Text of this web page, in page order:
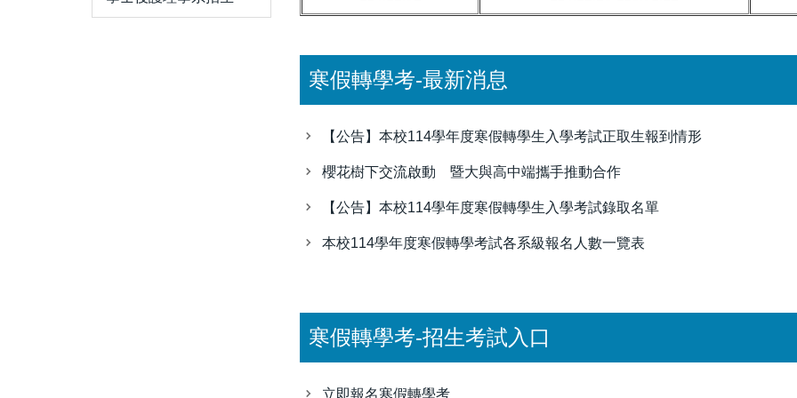
寒假轉學考-最新消息
【公告】本校114學年度寒假轉學生入學考試正取生報到情形
櫻花樹下交流啟動 暨大與高中端攜手推動合作
【公告】本校114學年度寒假轉學生入學考試錄取名單
本校114學年度寒假轉學考試各系級報名人數一覽表
寒假轉學考-招生考試入口
立即報名寒假轉學考